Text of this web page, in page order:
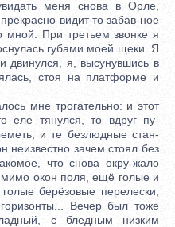
меня снова в Орле,
видит то забав-ное
мной. При третьем звонке я
губами моей щеки. Я
двинулся, я, высунувшись в
стоя на платформе и
мне трогательно: и этот
еле тянулся, то вдруг пу-
и те безлюдные стан-
неизвестно зачем стоял без
что снова окру-жало
окон поля, ещё голые и
берёзовые перелески,
Вечер был тоже
с бледным низким